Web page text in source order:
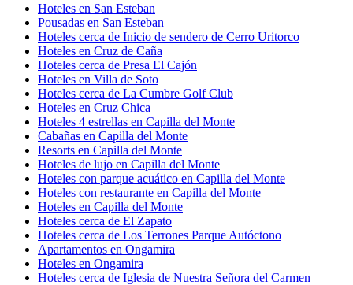
Hoteles en San Esteban
Pousadas en San Esteban
Hoteles cerca de Inicio de sendero de Cerro Uritorco
Hoteles en Cruz de Caña
Hoteles cerca de Presa El Cajón
Hoteles en Villa de Soto
Hoteles cerca de La Cumbre Golf Club
Hoteles en Cruz Chica
Hoteles 4 estrellas en Capilla del Monte
Cabañas en Capilla del Monte
Resorts en Capilla del Monte
Hoteles de lujo en Capilla del Monte
Hoteles con parque acuático en Capilla del Monte
Hoteles con restaurante en Capilla del Monte
Hoteles en Capilla del Monte
Hoteles cerca de El Zapato
Hoteles cerca de Los Terrones Parque Autóctono
Apartamentos en Ongamira
Hoteles en Ongamira
Hoteles cerca de Iglesia de Nuestra Señora del Carmen